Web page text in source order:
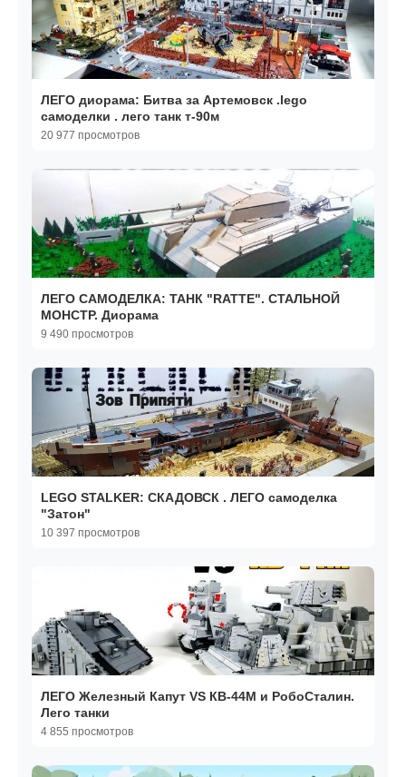
ЛЕГО диорама: Битва за Артемовск .lego
самоделки . лего танк т-90м
20 977 просмотров
ЛЕГО САМОДЕЛКА: ТАНК "RATTE". СТАЛЬНОЙ
МОНСТР. Диорама
9 490 просмотров
LEGO STALKER: СКАДОВСК . ЛЕГО самоделка
"Затон"
10 397 просмотров
ЛЕГО Железный Капут VS КВ-44М и РобоСталин.
Лего танки
4 855 просмотров